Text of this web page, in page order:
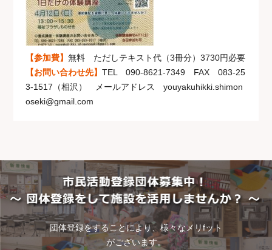
【参加費】無料 ただしテキスト代（3冊分）3730円必要
【お問い合わせ先】TEL 090-8621-7349 FAX 083-25
3-1517（相沢） メールアドレス youyakuhikki.shimon
oseki@gmail.com
団体登録をすることにより、様々なメリfット
がございます。